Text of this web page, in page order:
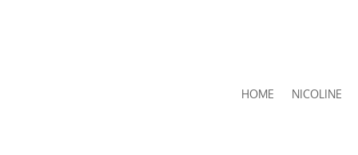
HOME NICOLINE